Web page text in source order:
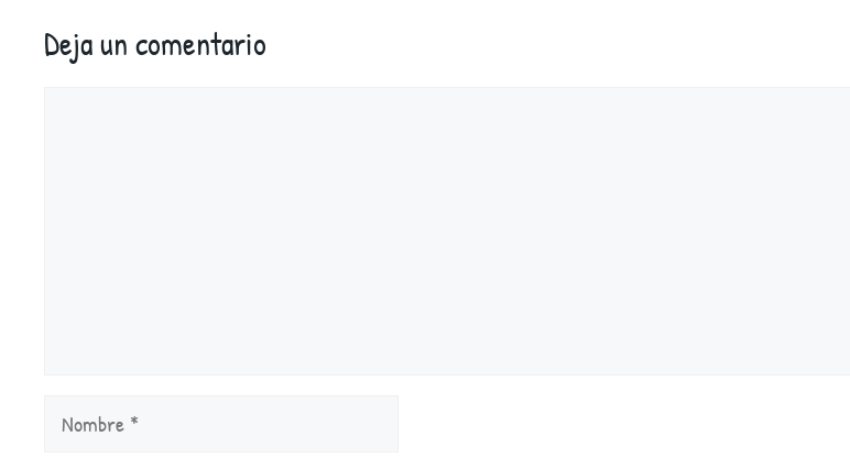
Deja un comentario
Nombre